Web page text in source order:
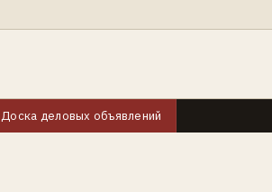
Доска деловых объявлений